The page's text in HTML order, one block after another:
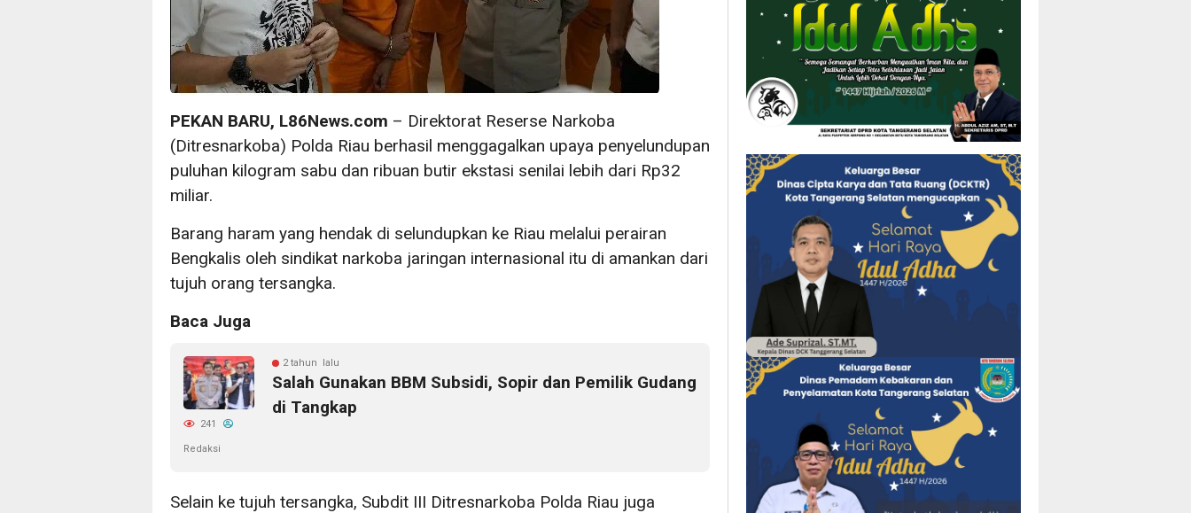
PEKAN BARU, L86News.com – Direktorat Reserse Narkoba
(Ditresnarkoba) Polda Riau berhasil menggagalkan upaya penyelundupan
puluhan kilogram sabu dan ribuan butir ekstasi senilai lebih dari Rp32
miliar.
Barang haram yang hendak di selundupkan ke Riau melalui perairan
Bengkalis oleh sindikat narkoba jaringan internasional itu di amankan dari
tujuh orang tersangka.
Baca Juga
2 tahun lalu
Salah Gunakan BBM Subsidi, Sopir dan Pemilik Gudang
di Tangkap
241
Redaksi
Selain ke tujuh tersangka, Subdit III Ditresnarkoba Polda Riau juga